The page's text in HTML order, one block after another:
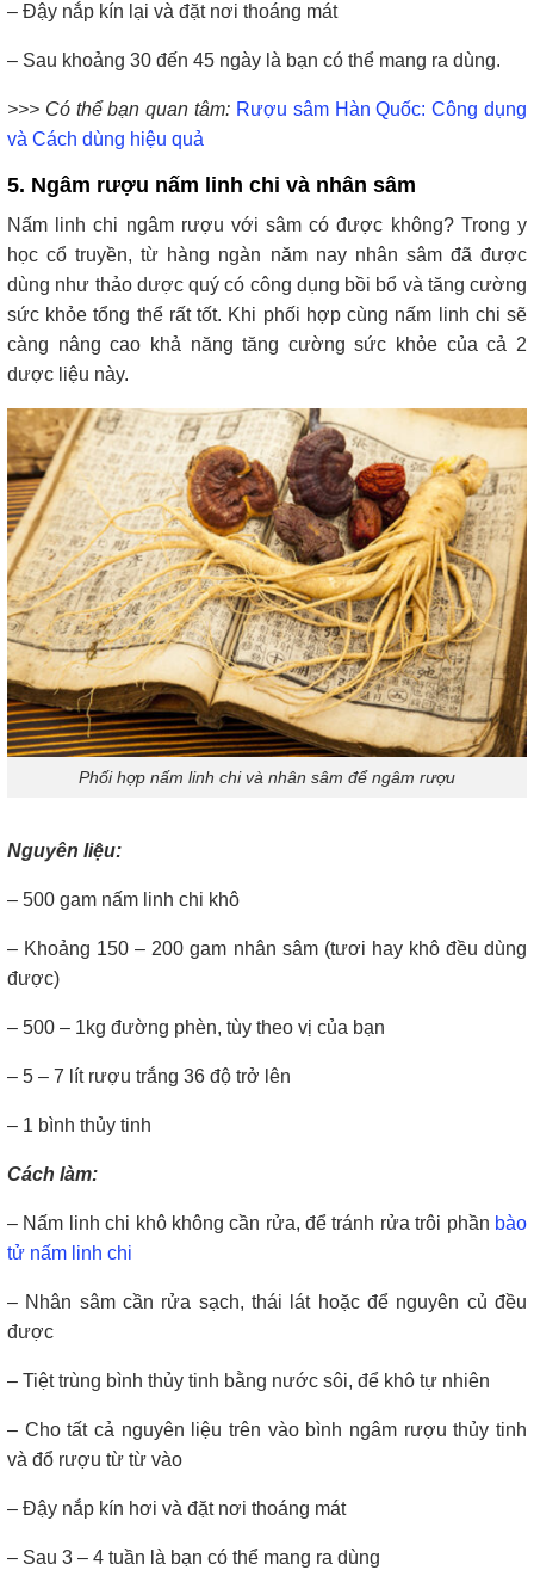
– Đậy nắp kín lại và đặt nơi thoáng mát
– Sau khoảng 30 đến 45 ngày là bạn có thể mang ra dùng.
>>> Có thể bạn quan tâm: Rượu sâm Hàn Quốc: Công dụng
và Cách dùng hiệu quả
5. Ngâm rượu nấm linh chi và nhân sâm
Nấm linh chi ngâm rượu với sâm có được không? Trong y
học cổ truyền, từ hàng ngàn năm nay nhân sâm đã được
dùng như thảo dược quý có công dụng bồi bổ và tăng cường
sức khỏe tổng thể rất tốt. Khi phối hợp cùng nấm linh chi sẽ
càng nâng cao khả năng tăng cường sức khỏe của cả 2
dược liệu này.
Phối hợp nấm linh chi và nhân sâm để ngâm rượu
Nguyên liệu:
– 500 gam nấm linh chi khô
– Khoảng 150 – 200 gam nhân sâm (tươi hay khô đều dùng
được)
– 500 – 1kg đường phèn, tùy theo vị của bạn
– 5 – 7 lít rượu trắng 36 độ trở lên
– 1 bình thủy tinh
Cách làm:
– Nấm linh chi khô không cần rửa, để tránh rửa trôi phần bào
tử nấm linh chi
– Nhân sâm cần rửa sạch, thái lát hoặc để nguyên củ đều
được
– Tiệt trùng bình thủy tinh bằng nước sôi, để khô tự nhiên
– Cho tất cả nguyên liệu trên vào bình ngâm rượu thủy tinh
và đổ rượu từ từ vào
– Đậy nắp kín hơi và đặt nơi thoáng mát
– Sau 3 – 4 tuần là bạn có thể mang ra dùng